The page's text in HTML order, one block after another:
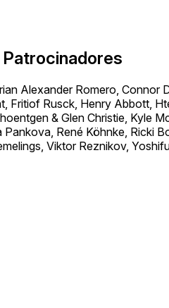
Alexander Romero, Connor
Fritiof Rusck, Henry Abbott,
& Glen Christie, Kyle
Pankova, René Köhnke, Ricki
Viktor Reznikov,